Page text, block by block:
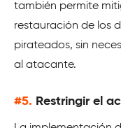
también permite
restauración de los
pirateados, sin
al atacante.
#5. Restringir el